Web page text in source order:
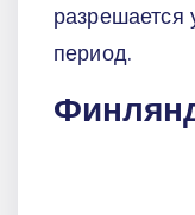
разрешается
период.